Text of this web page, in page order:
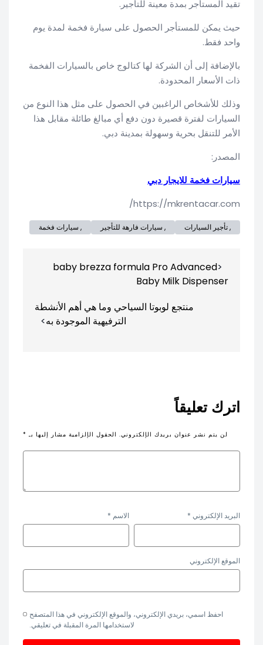
تقيد المستأجر بمدة معينة للتأجير.
حيث يمكن للمستأجر الحصول على سيارة فخمة لمدة يوم
واحد فقط.
بالإضافة إلى أن الشركة لها كتالوج خاص بالسيارات الفخمة
ذات الأسعار المحدودة.
وذلك للأشخاص الراغبين في الحصول على مثل هذا النوع من
السيارات لفترة قصيرة دون دفع أي مبالغ طائلة مقابل هذا
الأمر للتنقل بحرية وسهولة بمدينة دبي.
المصدر:
سيارات فخمة للايجار دبي
https://mkrentacar.com/
, تأجير السيارات , سيارات فارهة للتأجير , سيارات فخمة
المقالاتbaby brezza formula Pro Advanced
Baby Milk Dispenser
منتجع لوبوتا السياحي وما هي أهم الأنشطة
الترفيهية الموجودة به
اترك تعليقاً
لن يتم نشر عنوان بريدك الإلكتروني. الحقول الإلزامية مشار إليها بـ *
الاسم * البريد الإلكتروني *
الموقع الإلكتروني
احفظ اسمي، بريدي الإلكتروني، والموقع الإلكتروني في هذا المتصفح
لاستخدامها المرة المقبلة في تعليقي.